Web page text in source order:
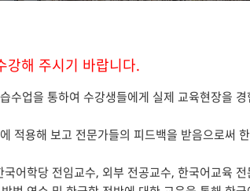
강해 주시기 바랍니다.
업을 통하여 수강생들에게 실제 교육현장을
적용해 보고 전문가들의 피드백을 받음으로써
어학당 전임교수, 외부 전공교수, 한국어교육